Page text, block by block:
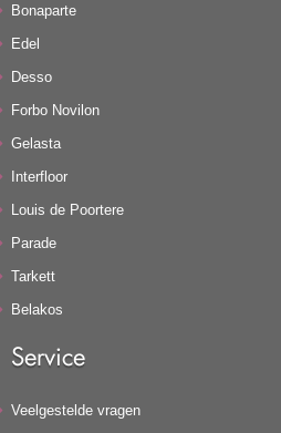
Bonaparte
Edel
Desso
Forbo Novilon
Gelasta
Interfloor
Louis de Poortere
Parade
Tarkett
Belakos
Service
Veelgestelde vragen